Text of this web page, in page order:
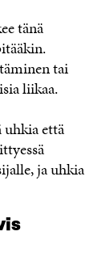
tänä
tai
liikaa.
että
ja uhkia